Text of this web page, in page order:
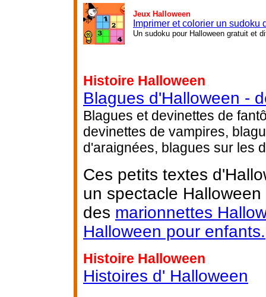
Jeux Halloween
Imprimer et colorier un sudoku
Un sudoku pour Halloween gratuit et
Histoire Halloween
Blagues d'Halloween -
Blagues et devinettes de
devinettes de vampires,
d'araignées, blagues sur les
Ces petits textes
un spectacle
des marionnettes
Halloween pour enfants.
Histoire Halloween
Histoires d' Halloween